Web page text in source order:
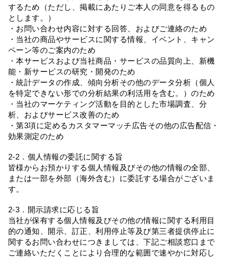
するため（ただし、掲載にあたりご本人の同意を得るもの
とします。）
・お問い合わせ内容に対する回答、およびご連絡のため
・当社の商品やサービスに関する情報、イベント、キャン
ペーン等のご案内のため
・本サービスおよび当社商品・サービスの品質向上、新機
能・新サービスの研究・開発のため
・統計データの作成、傾向分析その他のデータ分析（個人
を特定できない形での分析結果の利活用を含む。）のため
・当社のマーケティング活動を目的とした市場調査、分
析、およびサービス改善のため
・第3項に定めるカスタマーマッチ広告その他の広告配信・
効果測定のため
2-2．個人情報の委託に関する旨
皆様からお預かりする個人情報及びその他の情報の全部、
または一部を外部（海外含む）に委託する場合がございま
す。
2-3．開示請求に応じる旨
当社が保有する個人情報及びその他の情報に関する利用目
的の通知、開示、訂正、利用停止等及び第三者提供停止に
関するお問い合わせにつきましては、下記ご相談窓口まで
ご連絡いただくことにより合理的な範囲で速やかに対応し